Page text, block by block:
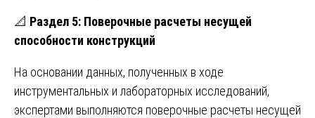
📐 Раздел 5: Поверочные расчеты несущей
способности конструкций
На основании данных, полученных в ходе
инструментальных и лабораторных исследований,
экспертами выполняются поверочные расчеты несущей